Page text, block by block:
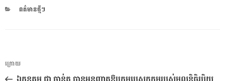
CATEGORIES
ពត៌មានថ្មីៗ
ការ​
នាំទិស​
អត្ថបទ
មុន
ក្រោយ